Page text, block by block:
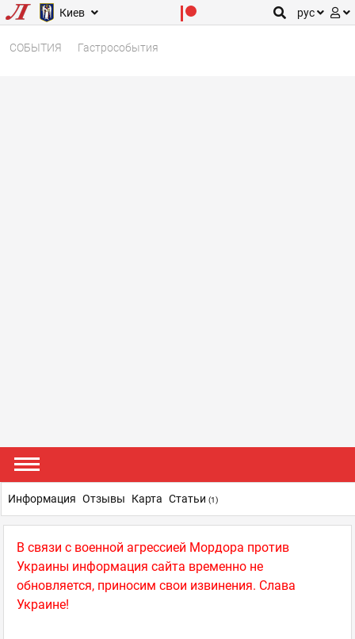
Киев рус
СОБЫТИЯ Гастрособытия
В связи с военной агрессией Мордора против
Украины информация сайта временно не
обновляется, приносим свои извинения. Слава
Украине!
Информация Отзывы Карта Статьи (1)